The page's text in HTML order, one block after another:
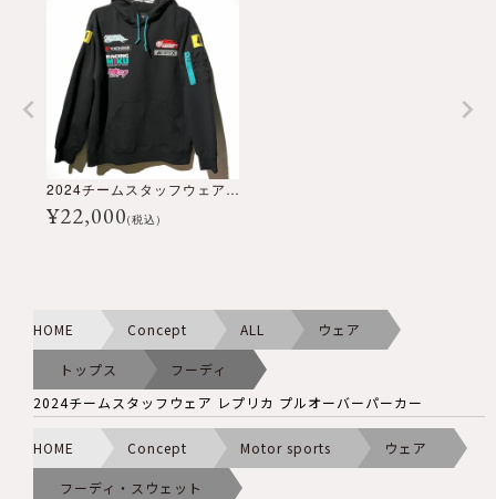
2024チームスタッフウェア レプリカ プルオーバーパーカー
¥22,000(税込)
HOME Concept ALL ウェア
トップス
フーディ
2024チームスタッフウェア レプリカ プルオーバーパーカー
HOME Concept Motor sports ウェア
フーディ・スウェット